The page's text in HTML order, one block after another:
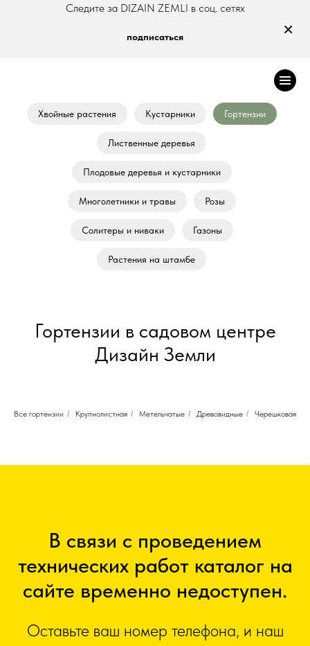
Следите за DIZAIN ZEMLI в соц. сетях
подписаться ×
Хвойные растения Кустарники Гортензии
Лиственные деревья
Плодовые деревья и кустарники
Многолетники и травы Розы
Солитеры и ниваки Газоны
Растения на штамбе
Гортензии в садовом центре
Дизайн Земли
Все гортензии / Крупнолистная / Метельчатые / Древовидные / Черешковая
В связи с проведением
технических работ каталог на
сайте временно недоступен.
Оставьте ваш номер телефона, и наш